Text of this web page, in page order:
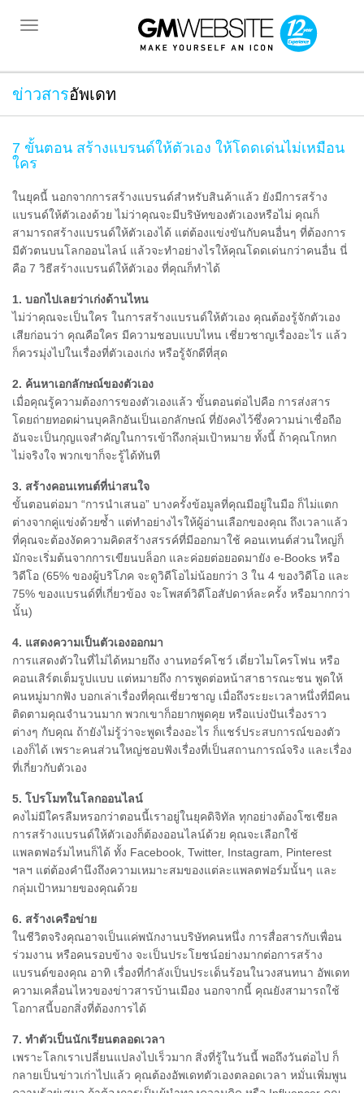
Toggle
ข่าวสารอัพเดท
7 ขั้นตอน สร้างแบรนด์ให้ตัวเอง ให้โดดเด่นไม่เหมือน
ใคร
ในยุคนี้ นอกจากการสร้างแบรนด์สำหรับสินค้าแล้ว ยังมีการสร้าง
แบรนด์ให้ตัวเองด้วย ไม่ว่าคุณจะมีบริษัทของตัวเองหรือไม่ คุณก็
สามารถสร้างแบรนด์ให้ตัวเองได้ แต่ต้องแข่งขันกับคนอื่นๆ ที่ต้องการ
มีตัวตนบนโลกออนไลน์ แล้วจะทำอย่างไรให้คุณโดดเด่นกว่าคนอื่น นี่
คือ 7 วิธีสร้างแบรนด์ให้ตัวเอง ที่คุณก็ทำได้
1. บอกไปเลยว่าเก่งด้านไหน
ไม่ว่าคุณจะเป็นใคร ในการสร้างแบรนด์ให้ตัวเอง คุณต้องรู้จักตัวเอง
เสียก่อนว่า คุณคือใคร มีความชอบแบบไหน เชี่ยวชาญเรื่องอะไร แล้ว
ก็ควรมุ่งไปในเรื่องที่ตัวเองเก่ง หรือรู้จักดีที่สุด
2. ค้นหาเอกลักษณ์ของตัวเอง
เมื่อคุณรู้ความต้องการของตัวเองแล้ว ขั้นตอนต่อไปคือ การส่งสาร
โดยถ่ายทอดผ่านบุคลิกอันเป็นเอกลักษณ์ ที่ยังคงไว้ซึ่งความน่าเชื่อถือ
อันจะเป็นกุญแจสำคัญในการเข้าถึงกลุ่มเป้าหมาย ทั้งนี้ ถ้าคุณโกหก
ไม่จริงใจ พวกเขาก็จะรู้ได้ทันที
3. สร้างคอนเทนต์ที่น่าสนใจ
ขั้นตอนต่อมา “การนำเสนอ” บางครั้งข้อมูลที่คุณมีอยู่ในมือ ก็ไม่แตก
ต่างจากคู่แข่งด้วยซ้ำ แต่ทำอย่างไรให้ผู้อ่านเลือกของคุณ ถึงเวลาแล้ว
ที่คุณจะต้องงัดความคิดสร้างสรรค์ที่มีออกมาใช้ คอนเทนต์ส่วนใหญ่ก็
มักจะเริ่มต้นจากการเขียนบล็อก และค่อยต่อยอดมายัง e-Books หรือ
วิดีโอ (65% ของผู้บริโภค จะดูวิดีโอไม่น้อยกว่า 3 ใน 4 ของวิดีโอ และ
75% ของแบรนด์ที่เกี่ยวข้อง จะโพสต์วิดีโอสัปดาห์ละครั้ง หรือมากกว่า
นั้น)
4. แสดงความเป็นตัวเองออกมา
การแสดงตัวในที่ไม่ได้หมายถึง งานทอร์คโชว์ เดี่ยวไมโครโฟน หรือ
คอนเสิร์ตเต็มรูปแบบ แต่หมายถึง การพูดต่อหน้าสาธารณะชน พูดให้
คนหมู่มากฟัง บอกเล่าเรื่องที่คุณเชี่ยวชาญ เมื่อถึงระยะเวลาหนึ่งที่มีคน
ติดตามคุณจำนวนมาก พวกเขาก็อยากพูดคุย หรือแบ่งปันเรื่องราว
ต่างๆ กับคุณ ถ้ายังไม่รู้ว่าจะพูดเรื่องอะไร ก็แชร์ประสบการณ์ของตัว
เองก็ได้ เพราะคนส่วนใหญ่ชอบฟังเรื่องที่เป็นสถานการณ์จริง และเรื่อง
ที่เกี่ยวกับตัวเอง
5. โปรโมทในโลกออนไลน์
คงไม่มีใครลืมหรอกว่าตอนนี้เราอยู่ในยุคดิจิทัล ทุกอย่างต้องโซเชียล
การสร้างแบรนด์ให้ตัวเองก็ต้องออนไลน์ด้วย คุณจะเลือกใช้
แพลตฟอร์มไหนก็ได้ ทั้ง Facebook, Twitter, Instagram, Pinterest
ฯลฯ แต่ต้องคำนึงถึงความเหมาะสมของแต่ละแพลตฟอร์มนั้นๆ และ
กลุ่มเป้าหมายของคุณด้วย
6. สร้างเครือข่าย
ในชีวิตจริงคุณอาจเป็นแค่พนักงานบริษัทคนหนึ่ง การสื่อสารกับเพื่อน
ร่วมงาน หรือคนรอบข้าง จะเป็นประโยชน์อย่างมากต่อการสร้าง
แบรนด์ของคุณ อาทิ เรื่องที่กำลังเป็นประเด็นร้อนในวงสนทนา อัพเดท
ความเคลื่อนไหวของข่าวสารบ้านเมือง นอกจากนี้ คุณยังสามารถใช้
โอกาสนี้บอกสิ่งที่ต้องการได้
7. ทำตัวเป็นนักเรียนตลอดเวลา
เพราะโลกเราเปลี่ยนแปลงไปเร็วมาก สิ่งที่รู้ในวันนี้ พอถึงวันต่อไป ก็
กลายเป็นข่าวเก่าไปแล้ว คุณต้องอัพเดทตัวเองตลอดเวลา หมั่นเพิ่มพูน